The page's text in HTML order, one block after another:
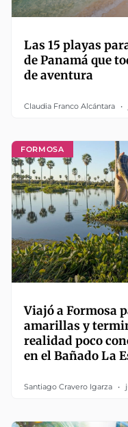
Las 15 playas
de Panamá que
de aventura
Claudia Franco Alcántara
FORMOSA
Viajó a Formosa
amarillas y
realidad poco
en el Bañado La
Santiago Cravero Igarza